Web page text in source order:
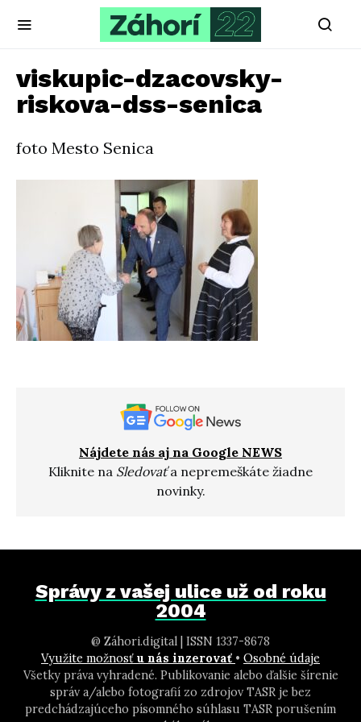
viskupic-dzacovsky-
riskova-dss-senica
foto Mesto Senica
Nájdete nás aj na Google NEWS
Kliknite na Sledovaťa nepremeškáte žiadne
novinky.
Správy z vašej ulice už od roku
2004
@ Záhori.digital | ISSN 1337-8678
Využite možnosť u nás inzerovať • Osobné údaje
Všetky práva vyhradené. Publikovanie alebo ďalšie šírenie
správ a/alebo fotografií zo zdrojov TASR je bez
predchádzajúceho písomného súhlasu TASR porušením